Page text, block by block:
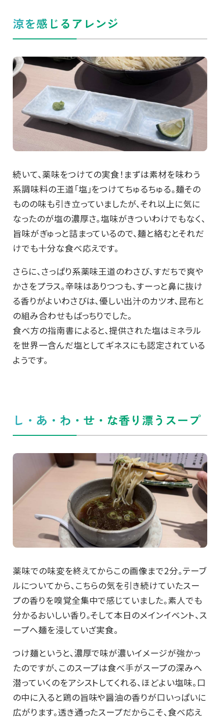
涼を感じるアレンジ
続いて、薬味をつけての実食！まずは素材を味わう
系調味料の王道「塩」をつけてちゅるちゅる。麺その
ものの味も引き立っていましたが、それ以上に気に
なったのが塩の濃厚さ。塩味がきついわけでもなく、
旨味がぎゅっと詰まっているので、麺と絡むとそれだ
けでも十分な食べ応えです。
さらに、さっぱり系薬味王道のわさび、すだちで爽や
かさをプラス。辛味はありつつも、すーっと鼻に抜け
る香りがよいわさびは、優しい出汁のカツオ、昆布と
の組み合わせもばっちりでした。
食べ方の指南書によると、提供された塩はミネラル
を世界一含んだ塩としてギネスにも認定されている
ようです。
し・あ・わ・せ・な香り漂うスープ
薬味での味変を終えてからこの画像まで2分。テーブ
ルについてから、こちらの気を引き続けていたスー
プの香りを嗅覚全集中で感じていました。素人でも
分かるおいしい香り。そして本日のメインイベント、ス
ープへ麺を浸していざ実食。
つけ麺というと、濃厚で味が濃いイメージが強かっ
たのですが、このスープは食べ手がスープの深みへ
潜っていくのをアシストしてくれる、ほどよい塩味。口
の中に入ると鶏の旨味や醤油の香りが口いっぱいに
広がります。透き通ったスープだからこそ、食べ応え